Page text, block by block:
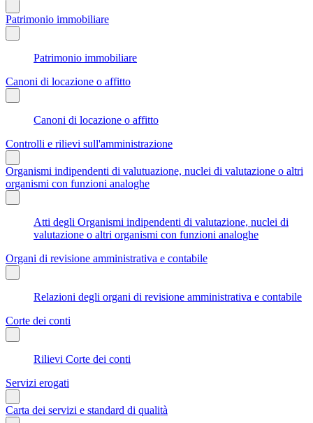
Patrimonio immobiliare
Patrimonio immobiliare
Canoni di locazione o affitto
Canoni di locazione o affitto
Controlli e rilievi sull'amministrazione
Organismi indipendenti di valutuazione, nuclei di valutazione o altri
organismi con funzioni analoghe
Atti degli Organismi indipendenti di valutazione, nuclei di
valutazione o altri organismi con funzioni analoghe
Organi di revisione amministrativa e contabile
Relazioni degli organi di revisione amministrativa e contabile
Corte dei conti
Rilievi Corte dei conti
Servizi erogati
Carta dei servizi e standard di qualità